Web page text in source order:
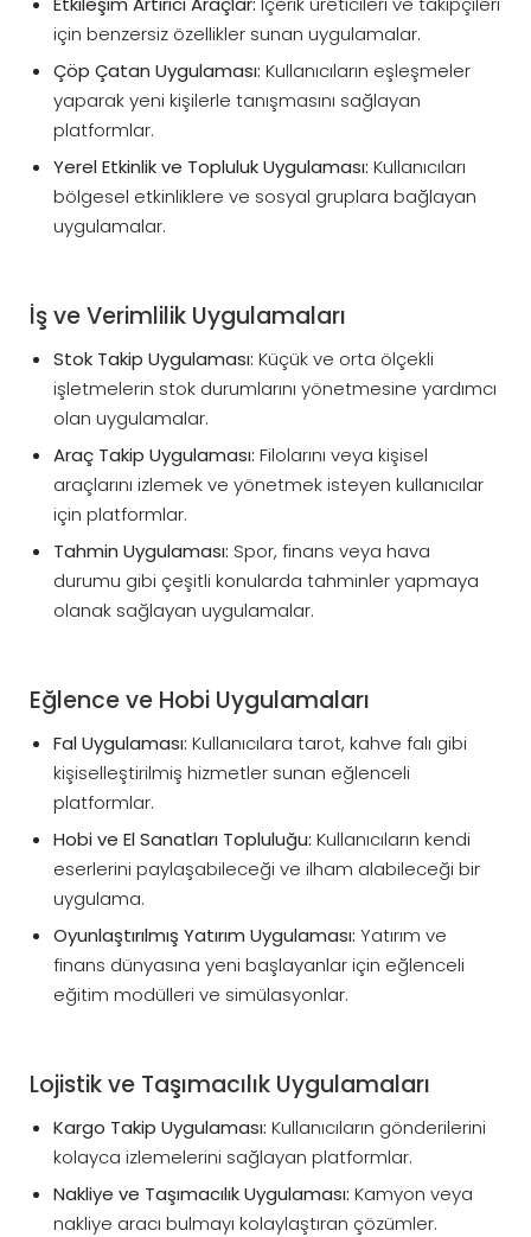
için benzersiz özellikler sunan uygulamalar.
Çöp Çatan Uygulaması: Kullanıcıların eşleşmeler
yaparak yeni kişilerle tanışmasını sağlayan
platformlar.
Yerel Etkinlik ve Topluluk Uygulaması: Kullanıcıları
bölgesel etkinliklere ve sosyal gruplara bağlayan
uygulamalar.
İş ve Verimlilik Uygulamaları
Stok Takip Uygulaması: Küçük ve orta ölçekli
işletmelerin stok durumlarını yönetmesine yardımcı
olan uygulamalar.
Araç Takip Uygulaması: Filolarını veya kişisel
araçlarını izlemek ve yönetmek isteyen kullanıcılar
için platformlar.
Tahmin Uygulaması: Spor, finans veya hava
durumu gibi çeşitli konularda tahminler yapmaya
olanak sağlayan uygulamalar.
Eğlence ve Hobi Uygulamaları
Fal Uygulaması: Kullanıcılara tarot, kahve falı gibi
kişiselleştirilmiş hizmetler sunan eğlenceli
platformlar.
Hobi ve El Sanatları Topluluğu: Kullanıcıların kendi
eserlerini paylaşabileceği ve ilham alabileceği bir
uygulama.
Oyunlaştırılmış Yatırım Uygulaması: Yatırım ve
finans dünyasına yeni başlayanlar için eğlenceli
eğitim modülleri ve simülasyonlar.
Lojistik ve Taşımacılık Uygulamaları
Kargo Takip Uygulaması: Kullanıcıların gönderilerini
kolayca izlemelerini sağlayan platformlar.
Nakliye ve Taşımacılık Uygulaması: Kamyon veya
nakliye aracı bulmayı kolaylaştıran çözümler.